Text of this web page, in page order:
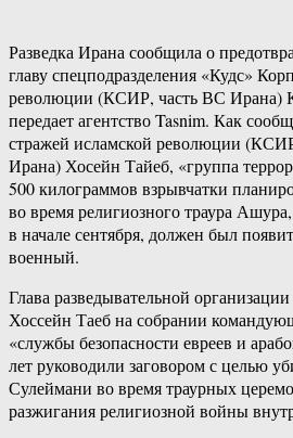
Разведка Ирана сообщила о
главу спецподразделения «Кудс»
революции (КСИР, часть ВС Ирана)
передает агентство Tasnim. Как
стражей исламской революции
Ирана) Хосейн Тайеб, «группа
500 килограммов взрывчатки
во время религиозного траура
в начале сентября, должен был
военный.
Глава разведывательной
Хоссейн Таеб на собрании
«службы безопасности евреев и
лет руководили заговором с целью
Сулеймани во время траурных
разжигания религиозной войны